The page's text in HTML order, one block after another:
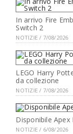
In arrivo Fire
Switch 2
NOTIZIE / 7/08/2026
LEGO Harry
da collezione
NOTIZIE / 7/08/2026
Disponibile Apex
NOTIZIE / 6/08/2026